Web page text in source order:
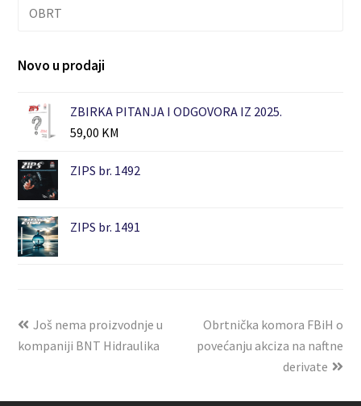
OBRT
Novo u prodaji
ZBIRKA PITANJA I ODGOVORA IZ 2025.
59,00 KM
ZIPS br. 1492
ZIPS br. 1491
Još nema proizvodnje u
kompaniji BNT Hidraulika
Obrtnička komora FBiH o
povećanju akciza na naftne
derivate